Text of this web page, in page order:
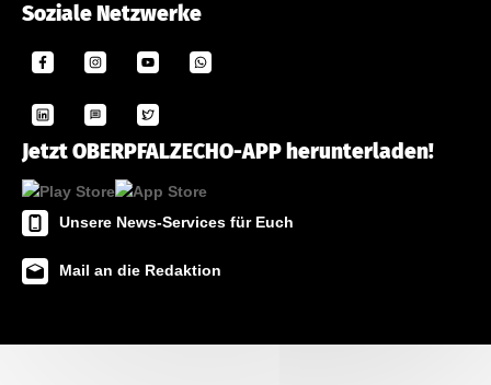
Soziale Netzwerke
Jetzt OBERPFALZECHO-APP herunterladen!
Unsere News-Services für Euch
Mail an die Redaktion